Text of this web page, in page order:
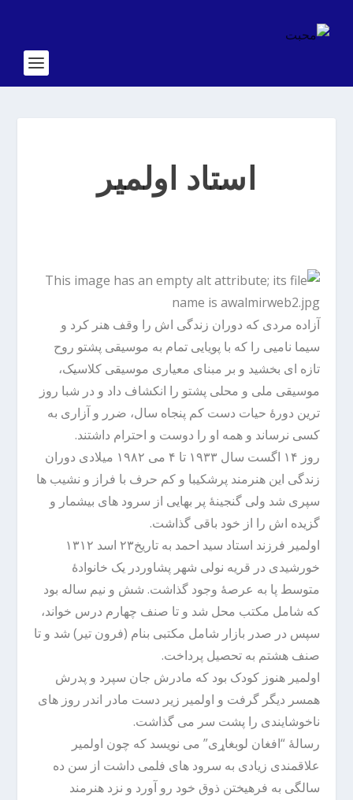
استاد اولمیر
آزاده مردی که دوران زندگی اش را وقف هنر کرد و
سیما نامیی را که با پویایی تمام به موسیقی پشتو روح
تازه ای بخشید و بر مبنای معیاری موسیقی کلاسیک،
موسیقی ملی و محلی پشتو را انکشاف داد و در شبا روز
ترین دورۀ حیات دست کم پنجاه سال، ضرر و آزاری به
کسی نرساند و همه او را دوست و احترام داشتند.
روز ۱۴ اگست سال ۱۹۳۳ تا ۴ می ۱۹۸۲ میلادی دوران
زندگی این هنرمند پرشکیبا و کم حرف با فراز و نشیب ها
سپری شد ولی گنجینۀ پر بهایی از سرود های بیشمار و
گزیده اش را از خود باقی گذاشت.
اولمیر فرزند استاد سید احمد به تاریخ۲۳ اسد ۱۳۱۲
خورشیدی در قریه نولی شهر پشاوردر یک خانوادۀ
متوسط پا به عرصۀ وجود گذاشت. شش و نیم ساله بود
که شامل مکتب محل شد و تا صنف چهارم درس خواند،
سپس در صدر بازار شامل مکتبی بنام (فرون تیر) شد و تا
صنف هشتم به تحصیل پرداخت.
اولمیر هنوز کودک بود که مادرش جان سپرد و پدرش
همسر دیگر گرفت و اولمیر زیر دست مادر اندر روز های
ناخوشایندی را پشت سر می گذاشت.
رسالۀ “افغان لوبغاړی” می نویسد که چون اولمیر
علاقمندی زیادی به سرود های فلمی داشت از سن ده
سالگی به فرهیختن ذوق خود رو آورد و نزد هنرمند